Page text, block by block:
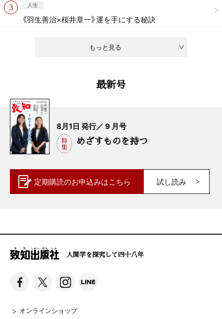
もっと見る
人生
《羽生善治×桜井章一》運を手にする秘訣
最新号
8月1日 発行／ 9 月号
めざすものを持つ
定期購読のお申込みはこちら 試し読み
人間学を探究して四十八年
オンラインショップ